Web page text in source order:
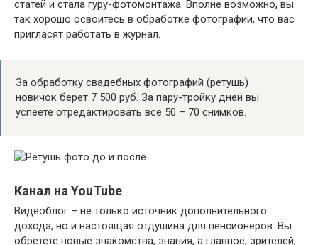
статей и стала гуру-фотомонтажа. Вполне возможно, вы
так хорошо освоитесь в обработке фотографии, что вас
пригласят работать в журнал.
За обработку свадебных фотографий (ретушь)
новичок берет 7 500 руб. За пару-тройку дней вы
успеете отредактировать все 50 – 70 снимков.
Канал на YouTube
Видеоблог – не только источник дополнительного
дохода, но и настоящая отдушина для пенсионеров. Вы
обретете новые знакомства, знания, а главное, зрителей,